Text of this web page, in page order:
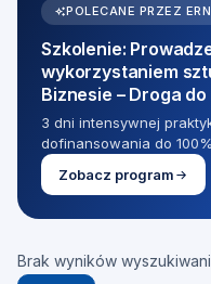
POLECANE PRZEZ
Szkolenie:
wykorzystaniem
Biznesie – Droga
3 dni intensywnej
dofinansowania do 100%
Zobacz program
Brak wyników